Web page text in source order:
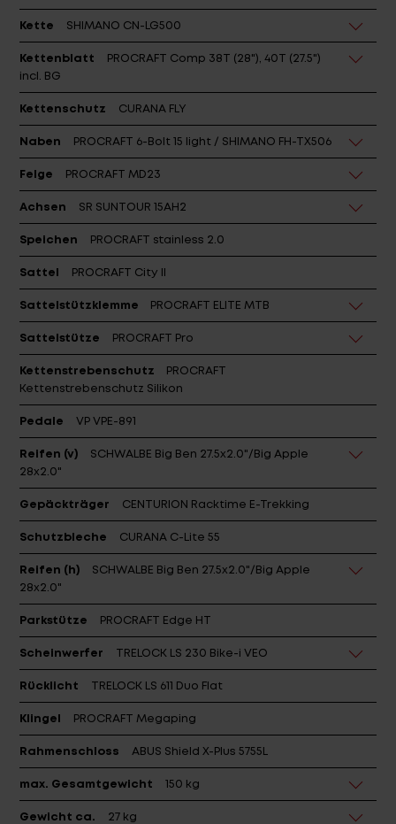
Kette SHIMANO CN-LG500
Kettenblatt
PROCRAFT Comp 38T (28"), 40T (27.5")
incl. BG
Kettenschutz CURANA FLY
Naben PROCRAFT 6-Bolt 15 light / SHIMANO FH-TX506
Felge PROCRAFT MD23
Achsen SR SUNTOUR 15AH2
Speichen PROCRAFT stainless 2.0
Sattel PROCRAFT City II
Sattelstützklemme PROCRAFT ELITE MTB
Sattelstütze PROCRAFT Pro
Kettenstrebenschutz
PROCRAFT
Kettenstrebenschutz Silikon
Pedale VP VPE-891
Reifen (v)
SCHWALBE Big Ben 27.5x2.0"/Big Apple
28x2.0"
Gepäckträger CENTURION Racktime E-Trekking
Schutzbleche CURANA C-Lite 55
Reifen (h)
SCHWALBE Big Ben 27.5x2.0"/Big Apple
28x2.0"
Parkstütze PROCRAFT Edge HT
Scheinwerfer TRELOCK LS 230 Bike-i VEO
Rücklicht TRELOCK LS 611 Duo Flat
Klingel PROCRAFT Megaping
Rahmenschloss ABUS Shield X-Plus 5755L
max. Gesamtgewicht 150 kg
Gewicht ca. 27 kg